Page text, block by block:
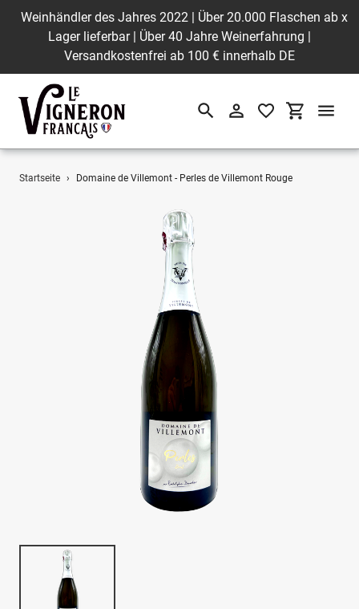
Direkt
Weinhändler des Jahres 2022 | Über 20.000 Flaschen ab
Lager lieferbar | Über 40 Jahre Weinerfahrung |
Versandkostenfrei ab 100 € innerhalb DE
x
SuchenEinloggen
Startseite › Domaine de Villemont - Perles de Villemont Rouge